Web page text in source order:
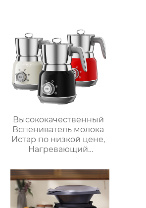
кухонный комбайн,
блендер, тепловизор
Высококачественный
Вспениватель молока
Истар по низкой цене,
Нагревающий
пену, Электрический
Вспениватель молока